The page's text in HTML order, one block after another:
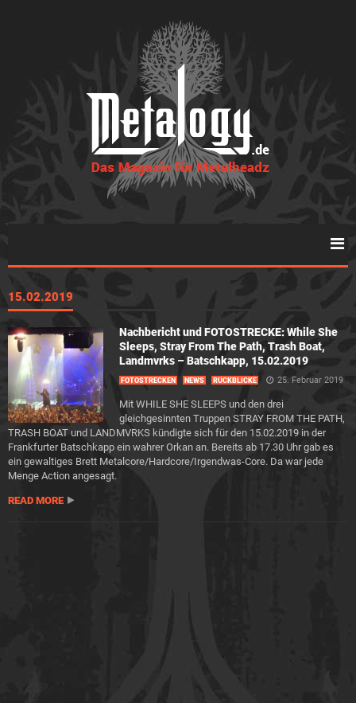
15.02.2019
Nachbericht und FOTOSTRECKE: While She
Sleeps, Stray From The Path, Trash Boat,
Landmvrks – Batschkapp, 15.02.2019
FOTOSTRECKEN NEWS RÜCKBLICKE 25. Februar 2019
Mit WHILE SHE SLEEPS und den drei
gleichgesinnten Truppen STRAY FROM THE PATH,
TRASH BOAT und LANDMVRKS kündigte sich für den 15.02.2019 in der
Frankfurter Batschkapp ein wahrer Orkan an. Bereits ab 17.30 Uhr gab es
ein gewaltiges Brett Metalcore/Hardcore/Irgendwas-Core. Da war jede
Menge Action angesagt.
READ MORE